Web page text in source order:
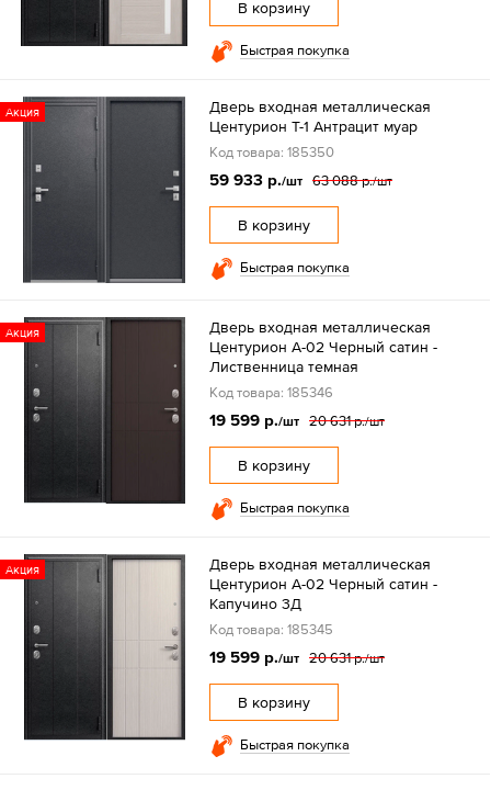
В корзину
Быстрая покупка
Акция
Дверь входная металлическая
Центурион Т-1 Антрацит муар
Код товара: 185350
59 933 р./шт 63 088 р./шт
В корзину
Быстрая покупка
Акция
Дверь входная металлическая
Центурион А-02 Черный сатин -
Лиственница темная
Код товара: 185346
19 599 р./шт 20 631 р./шт
В корзину
Быстрая покупка
Акция
Дверь входная металлическая
Центурион А-02 Черный сатин -
Капучино 3Д
Код товара: 185345
19 599 р./шт 20 631 р./шт
В корзину
Быстрая покупка